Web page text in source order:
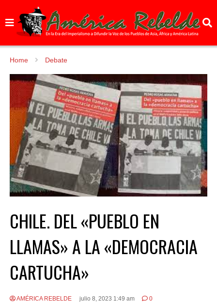
Home Debate
CHILE. DEL «PUEBLO EN
LLAMAS» A LA «DEMOCRACIA
CARTUCHA»
AMÉRICA REBELDE julio 8, 2023 1:49 am 0